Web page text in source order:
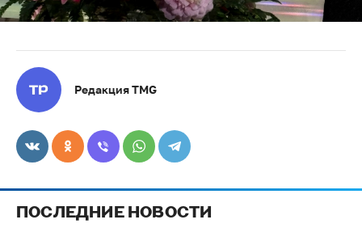
Редакция TMG
ПОСЛЕДНИЕ НОВОСТИ